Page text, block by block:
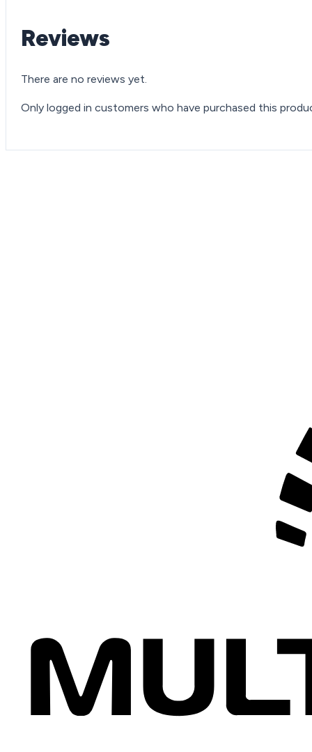
Reviews
There are no reviews yet.
Only logged in customers who have purchased this